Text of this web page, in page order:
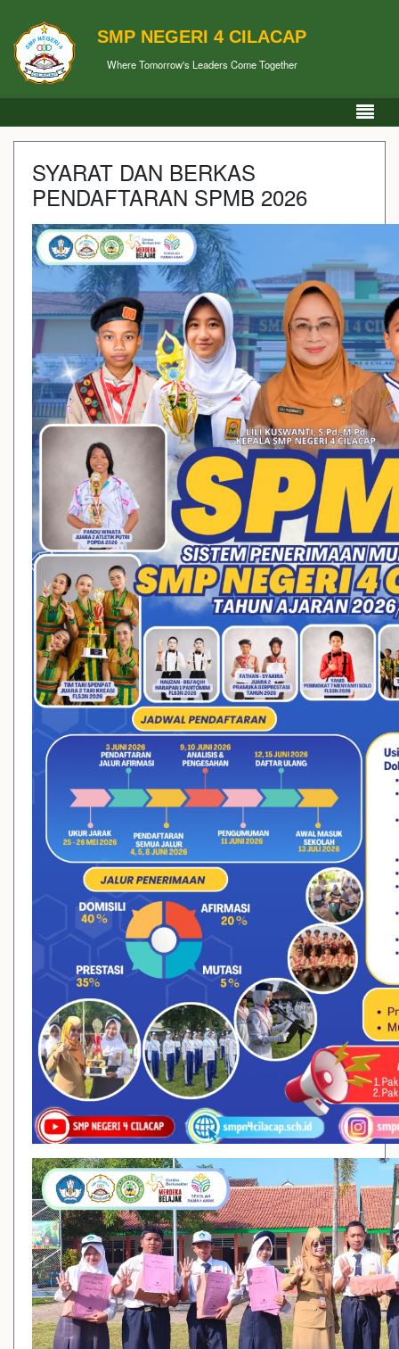
SMP NEGERI 4 CILACAP
Where Tomorrow's Leaders Come Together
SYARAT DAN BERKAS
PENDAFTARAN SPMB 2026